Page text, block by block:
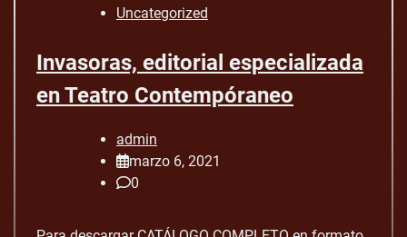
Uncategorized
Invasoras, editorial especializada
en Teatro Contempóraneo
admin
marzo 6, 2021
0